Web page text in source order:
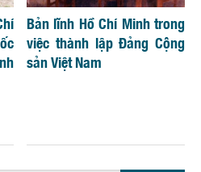
Bản lĩnh Hồ Chí Minh trong
việc thành lập Đảng Cộng
sản Việt Nam